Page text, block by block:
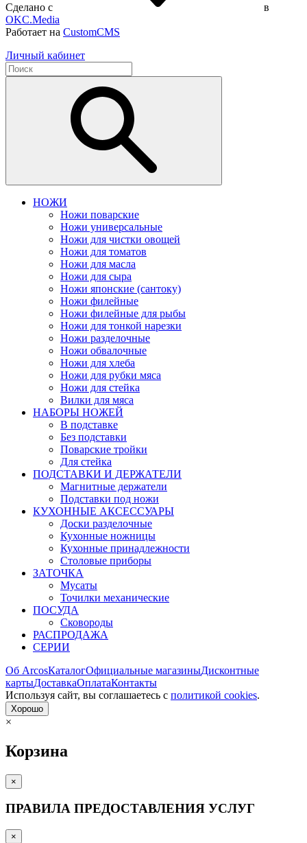
Сделано с
в
OKC.Media
Работает на CustomCMS
Личный кабинет
НОЖИ
Ножи поварские
Ножи универсальные
Ножи для чистки овощей
Ножи для томатов
Ножи для масла
Ножи для сыра
Ножи японские (сантоку)
Ножи филейные
Ножи филейные для рыбы
Ножи для тонкой нарезки
Ножи разделочные
Ножи обвалочные
Ножи для хлеба
Ножи для рубки мяса
Ножи для стейка
Вилки для мяса
НАБОРЫ НОЖЕЙ
В подставке
Без подставки
Поварские тройки
Для стейка
ПОДСТАВКИ И ДЕРЖАТЕЛИ
Магнитные держатели
Подставки под ножи
КУХОННЫЕ АКСЕССУАРЫ
Доски разделочные
Кухонные ножницы
Кухонные принадлежности
Столовые приборы
ЗАТОЧКА
Мусаты
Точилки механические
ПОСУДА
Сковороды
РАСПРОДАЖА
СЕРИИ
Об ArcosКаталогОфициальные магазиныДисконтные
картыДоставкаОплатаКонтакты
Используя сайт, вы согла­шаетесь с политикой cookies.
Хорошо
×
Корзина
×
ПРАВИЛА ПРЕДОСТАВЛЕНИЯ УСЛУГ
×